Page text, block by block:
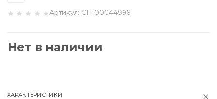
Артикул: СП-00044996
Нет в наличии
ХАРАКТЕРИСТИКИ